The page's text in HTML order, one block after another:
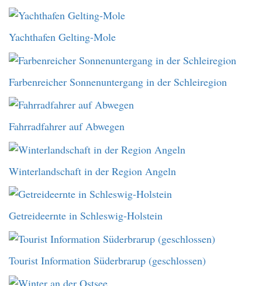
Yachthafen Gelting-Mole
Farbenreicher Sonnenuntergang in der Schleiregion
Fahrradfahrer auf Abwegen
Winterlandschaft in der Region Angeln
Getreideernte in Schleswig-Holstein
Tourist Information Süderbrarup (geschlossen)